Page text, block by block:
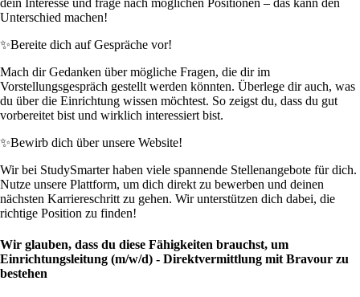
dein Interesse und frage nach möglichen Positionen – das kann den
Unterschied machen!
✨Bereite dich auf Gespräche vor!
Mach dir Gedanken über mögliche Fragen, die dir im
Vorstellungsgespräch gestellt werden könnten. Überlege dir auch, was
du über die Einrichtung wissen möchtest. So zeigst du, dass du gut
vorbereitet bist und wirklich interessiert bist.
✨Bewirb dich über unsere Website!
Wir bei StudySmarter haben viele spannende Stellenangebote für dich.
Nutze unsere Plattform, um dich direkt zu bewerben und deinen
nächsten Karriereschritt zu gehen. Wir unterstützen dich dabei, die
richtige Position zu finden!
Wir glauben, dass du diese Fähigkeiten brauchst, um
Einrichtungsleitung (m/w/d) - Direktvermittlung mit Bravour zu
bestehen